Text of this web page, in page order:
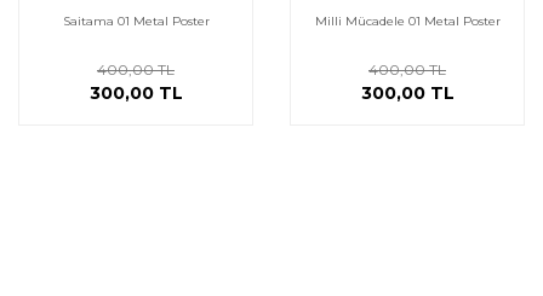
Saitama 01 Metal Poster
400,00 TL
300,00 TL
Milli Mücadele 01 Metal Poster
400,00 TL
300,00 TL